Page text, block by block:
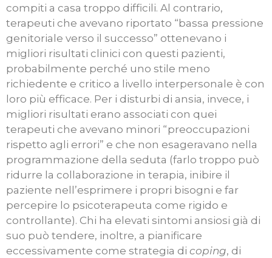
compiti a casa troppo difficili. Al contrario,
terapeuti che avevano riportato “bassa pressione
genitoriale verso il successo” ottenevano i
migliori risultati clinici con questi pazienti,
probabilmente perché uno stile meno
richiedente e critico a livello interpersonale è con
loro più efficace. Per i disturbi di ansia, invece, i
migliori risultati erano associati con quei
terapeuti che avevano minori “preoccupazioni
rispetto agli errori” e che non esageravano nella
programmazione della seduta (farlo troppo può
ridurre la collaborazione in terapia, inibire il
paziente nell’esprimere i propri bisogni e far
percepire lo psicoterapeuta come rigido e
controllante). Chi ha elevati sintomi ansiosi già di
suo può tendere, inoltre, a pianificare
eccessivamente come strategia di coping, di